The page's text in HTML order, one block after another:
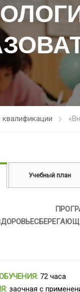
Учебный план
72 часа
заочная с